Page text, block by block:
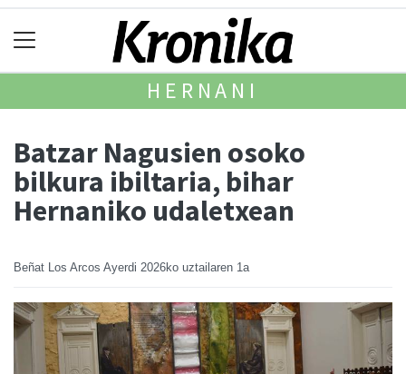
HERNANI
Batzar Nagusien osoko
bilkura ibiltaria, bihar
Hernaniko udaletxean
Beñat Los Arcos Ayerdi 2026ko uztailaren 1a